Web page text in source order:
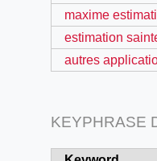
maxime
estimation
autres
KEYPHRASE